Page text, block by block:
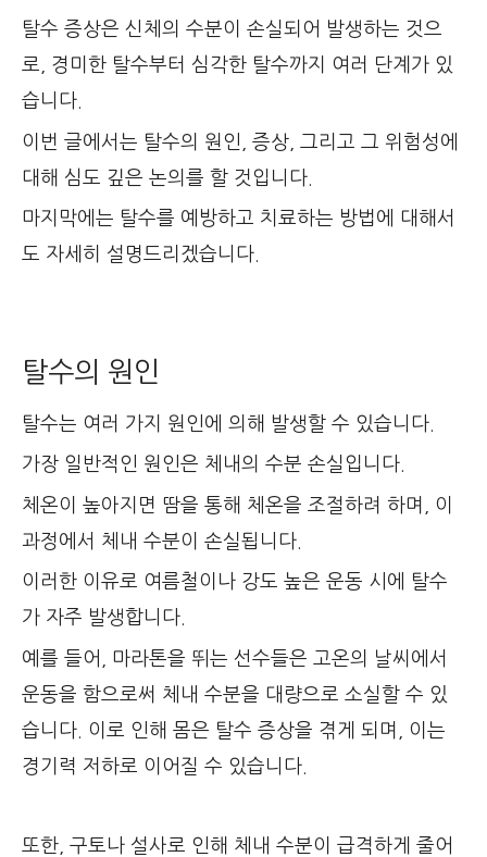
탈수 증상은 신체의 수분이 손실되어 발생하는 것으
로, 경미한 탈수부터 심각한 탈수까지 여러 단계가 있
습니다.
이번 글에서는 탈수의 원인, 증상, 그리고 그 위험성에
대해 심도 깊은 논의를 할 것입니다.
마지막에는 탈수를 예방하고 치료하는 방법에 대해서
도 자세히 설명드리겠습니다.
탈수의 원인
탈수는 여러 가지 원인에 의해 발생할 수 있습니다.
가장 일반적인 원인은 체내의 수분 손실입니다.
체온이 높아지면 땀을 통해 체온을 조절하려 하며, 이
과정에서 체내 수분이 손실됩니다.
이러한 이유로 여름철이나 강도 높은 운동 시에 탈수
가 자주 발생합니다.
예를 들어, 마라톤을 뛰는 선수들은 고온의 날씨에서
운동을 함으로써 체내 수분을 대량으로 소실할 수 있
습니다. 이로 인해 몸은 탈수 증상을 겪게 되며, 이는
경기력 저하로 이어질 수 있습니다.
또한, 구토나 설사로 인해 체내 수분이 급격하게 줄어